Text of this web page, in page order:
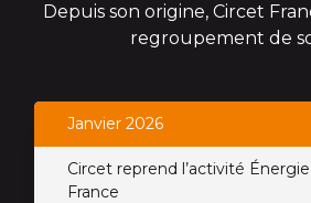
Depuis son origine, Circet
regroupement de
Janvier 2026
Circet reprend l’activité
France